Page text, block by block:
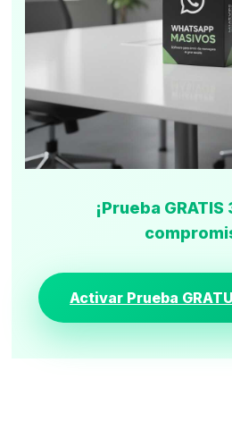
¡Prueba GRATIS
Activar Prueba